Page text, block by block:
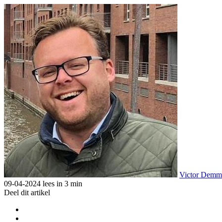
Victor
09-04-2024 lees in 3 min
Deel dit artikel